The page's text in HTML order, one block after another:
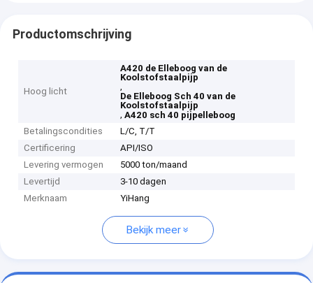
Productomschrijving
Hoog licht
A420 de Elleboog van de
Koolstofstaalpijp
,
De Elleboog Sch 40 van de
Koolstofstaalpijp
,A420 sch 40 pijpelleboog
Betalingscondities
L/C, T/T
Certificering
API/ISO
Levering vermogen
5000 ton/maand
Levertijd
3-10 dagen
Merknaam
YiHang
Bekijk meer